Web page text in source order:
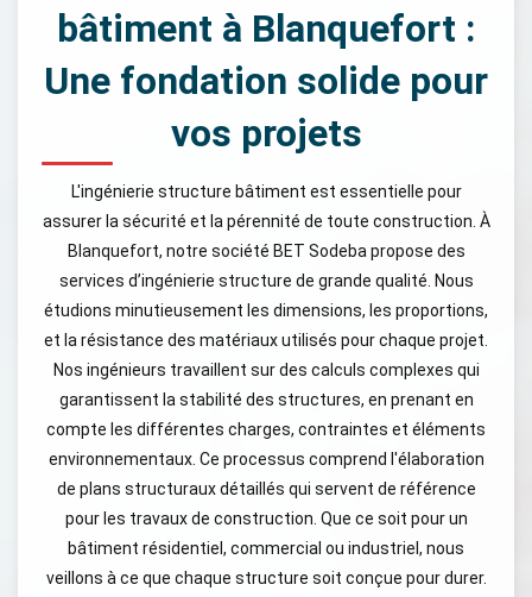
bâtiment à Blanquefort :
Une fondation solide pour
vos projets
L'ingénierie structure bâtiment est essentielle pour
assurer la sécurité et la pérennité de toute construction. À
Blanquefort, notre société BET Sodeba propose des
services d’ingénierie structure de grande qualité. Nous
étudions minutieusement les dimensions, les proportions,
et la résistance des matériaux utilisés pour chaque projet.
Nos ingénieurs travaillent sur des calculs complexes qui
garantissent la stabilité des structures, en prenant en
compte les différentes charges, contraintes et éléments
environnementaux. Ce processus comprend l'élaboration
de plans structuraux détaillés qui servent de référence
pour les travaux de construction. Que ce soit pour un
bâtiment résidentiel, commercial ou industriel, nous
veillons à ce que chaque structure soit conçue pour durer.